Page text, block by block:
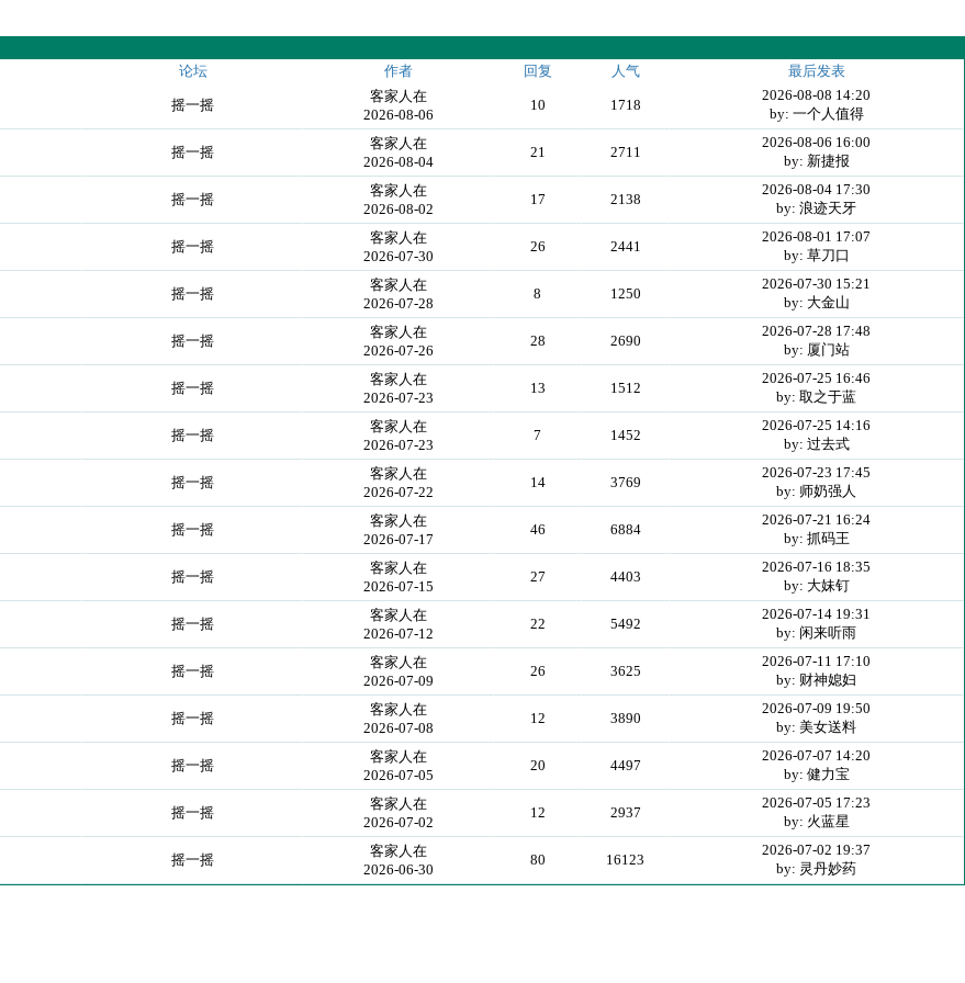
论坛 作者 回复 人气 最后发表
摇一摇
客家人在
2026-08-06
10 1718
2026-08-08 14:20
by: 一个人值得
摇一摇
客家人在
2026-08-04
21 2711
2026-08-06 16:00
by: 新捷报
摇一摇
客家人在
2026-08-02
17 2138
2026-08-04 17:30
by: 浪迹天牙
摇一摇
客家人在
2026-07-30
26 2441
2026-08-01 17:07
by: 草刀口
摇一摇
客家人在
2026-07-28
8 1250
2026-07-30 15:21
by: 大金山
摇一摇
客家人在
2026-07-26
28 2690
2026-07-28 17:48
by: 厦门站
摇一摇
客家人在
2026-07-23
13 1512
2026-07-25 16:46
by: 取之于蓝
摇一摇
客家人在
2026-07-23
7 1452
2026-07-25 14:16
by: 过去式
摇一摇
客家人在
2026-07-22
14 3769
2026-07-23 17:45
by: 师奶强人
摇一摇
客家人在
2026-07-17
46 6884
2026-07-21 16:24
by: 抓码王
摇一摇
客家人在
2026-07-15
27 4403
2026-07-16 18:35
by: 大妹钉
摇一摇
客家人在
2026-07-12
22 5492
2026-07-14 19:31
by: 闲来听雨
摇一摇
客家人在
2026-07-09
26 3625
2026-07-11 17:10
by: 财神媳妇
摇一摇
客家人在
2026-07-08
12 3890
2026-07-09 19:50
by: 美女送料
摇一摇
客家人在
2026-07-05
20 4497
2026-07-07 14:20
by: 健力宝
摇一摇
客家人在
2026-07-02
12 2937
2026-07-05 17:23
by: 火蓝星
摇一摇
客家人在
2026-06-30
80 16123
2026-07-02 19:37
by: 灵丹妙药